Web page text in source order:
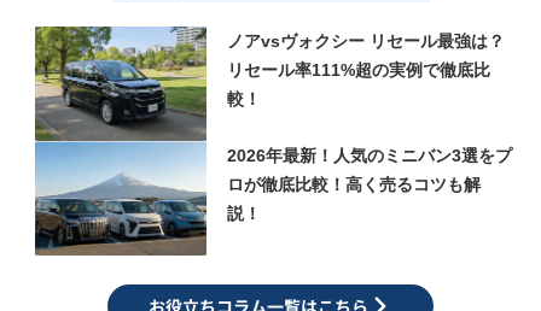
ノアvsヴォクシー リセール最強は？
リセール率111%超の実例で徹底比
較！
2026年最新！人気のミニバン3選をプ
ロが徹底比較！高く売るコツも解
説！
お役立ちコラム一覧はこちら